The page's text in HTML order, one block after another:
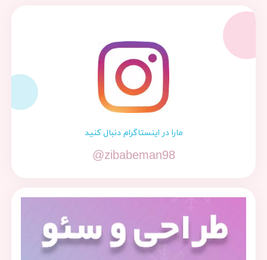
مارا در اینستاگرام دنبال کنید
@zibabeman98